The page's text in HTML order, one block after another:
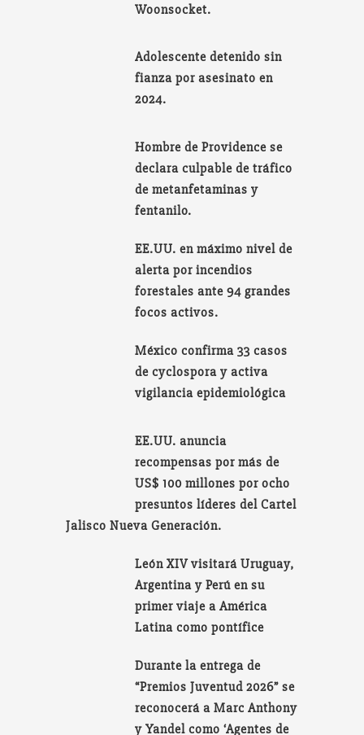
Woonsocket.
Adolescente detenido sin
fianza por asesinato en
2024.
Hombre de Providence se
declara culpable de tráfico
de metanfetaminas y
fentanilo.
EE.UU. en máximo nivel de
alerta por incendios
forestales ante 94 grandes
focos activos.
México confirma 33 casos
de cyclospora y activa
vigilancia epidemiológica
EE.UU. anuncia
recompensas por más de
US$ 100 millones por ocho
presuntos líderes del Cartel
Jalisco Nueva Generación.
León XIV visitará Uruguay,
Argentina y Perú en su
primer viaje a América
Latina como pontífice
Durante la entrega de
“Premios Juventud 2026” se
reconocerá a Marc Anthony
y Yandel como ‘Agentes de